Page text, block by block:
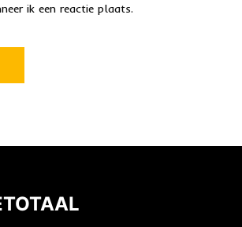
ik een reactie plaats.